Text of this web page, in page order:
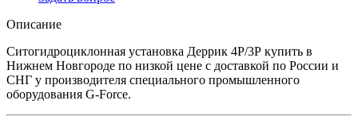
Описание
Ситогидроциклонная установка Деррик 4Р/3Р купить в
Нижнем Новгороде по низкой цене с доставкой по России и
СНГ у производителя специального промышленного
оборудования G-Force.